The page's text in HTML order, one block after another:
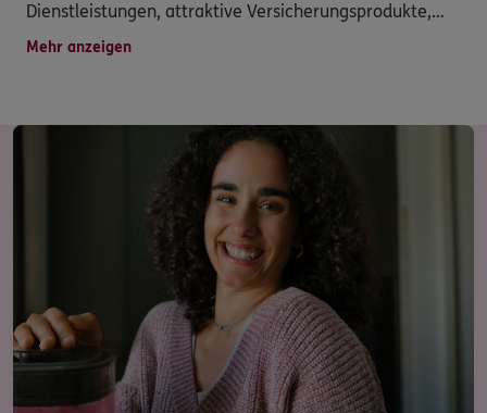
Dienstleistungen, attraktive Versicherungsprodukte,
persönliche Betreuung, schnelle Schadensregulierung
Dann nehmen Sie Kontakt zu uns auf. Wir freuen uns
Ihre ERGO Versicherung Marla Carlotta Schneider in
Mehr anzeigen